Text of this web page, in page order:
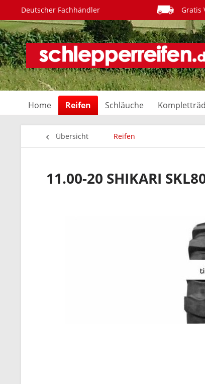
Deutscher Fachhändler Gratis
Home Reifen Schläuche
Übersicht Reifen
11.00-20 SHIKARI